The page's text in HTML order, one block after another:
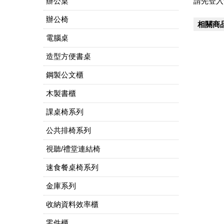
辦公椅
電腦桌
造型方便書桌
鋼製公文櫃
木製書櫃
課桌椅系列
公共排椅系列
視聽/禮堂連結椅
速食餐桌椅系列
金庫系列
收納資料效率櫃
相關商